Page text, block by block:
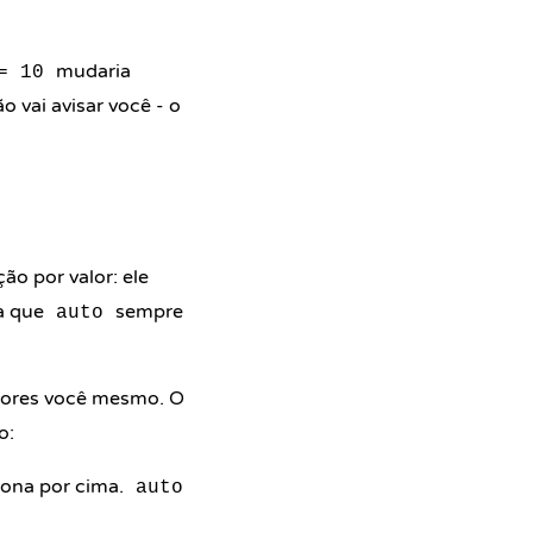
10
mudaria
vai avisar você - o
por valor: ele
que
auto sempre
você mesmo. O
por cima. auto